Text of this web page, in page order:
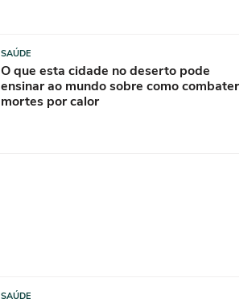
SAÚDE
O que esta cidade no deserto pode
ensinar ao mundo sobre como combater
mortes por calor
SAÚDE